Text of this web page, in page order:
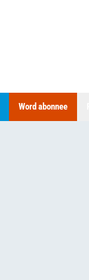
Word abonnee